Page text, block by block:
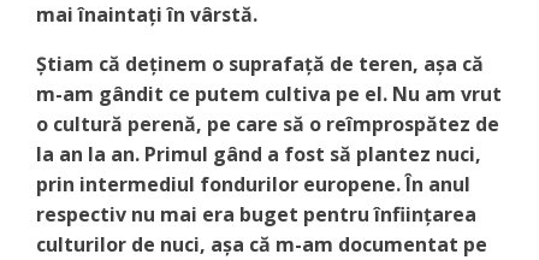
mai înaintaţi în vârstă.
Ştiam că deţinem o suprafaţă de teren, aşa că
m-am gândit ce putem cultiva pe el. Nu am vrut
o cultură perenă, pe care să o reîmprospătez de
la an la an. Primul gând a fost să plantez nuci,
prin intermediul fondurilor europene. În anul
respectiv nu mai era buget pentru înfiinţarea
culturilor de nuci, aşa că m-am documentat pe